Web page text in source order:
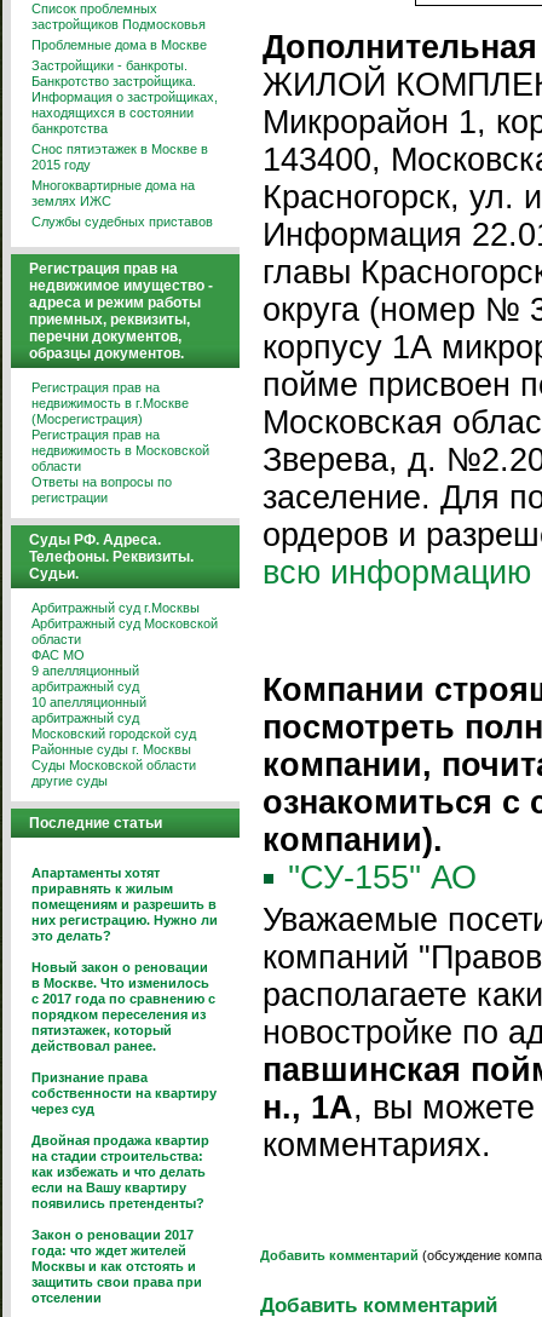
Список проблемных
застройщиков Подмосковья
Проблемные дома в Москве
Застройщики - банкроты.
Банкротство застройщика.
Информация о застройщиках,
находящихся в состоянии
банкротства
Снос пятиэтажек в Москве в
2015 году
Многоквартирные дома на
землях ИЖС
Службы судебных приставов
Регистрация прав на
недвижимое имущество -
адреса и режим работы
приемных, реквизиты,
перечни документов,
образцы документов.
Регистрация прав на
недвижимость в г.Москве
(Мосрегистрация)
Регистрация прав на
недвижимость в Московской
области
Ответы на вопросы по
регистрации
Суды РФ. Адреса.
Телефоны. Реквизиты.
Судьи.
Арбитражный суд г.Москвы
Арбитражный суд Московской
области
ФАС МО
9 апелляционный
арбитражный суд
10 апелляционный
арбитражный суд
Московский городской суд
Районные суды г. Москвы
Суды Московской области
другие суды
Последние статьи
Апартаменты хотят
приравнять к жилым
помещениям и разрешить в
них регистрацию. Нужно ли
это делать?
Новый закон о реновации
в Москве. Что изменилось
с 2017 года по сравнению с
порядком переселения из
пятиэтажек, который
действовал ранее.
Признание права
собственности на квартиру
через суд
Двойная продажа квартир
на стадии строительства:
как избежать и что делать
если на Вашу квартиру
появились претенденты?
Закон о реновации 2017
года: что ждет жителей
Москвы и как отстоять и
защитить свои права при
отселении
ЖИЛОЙ
Микрорайон 1,
143400,
Красногорск,
Информация
главы
округа (номер №
корпусу 1А
пойме присвоен
Московская
Зверева, д.
заселение. Для
ордеров и
всю информацию
Компании
посмотреть
компании,
ознакомиться
компании).
''СУ-155'' АО
Уважаемые
компаний
располагаете
новостройке по
павшинская
н., 1А, вы можете
комментариях.
Добавить комментарий (обсуждение
Добавить комментарий